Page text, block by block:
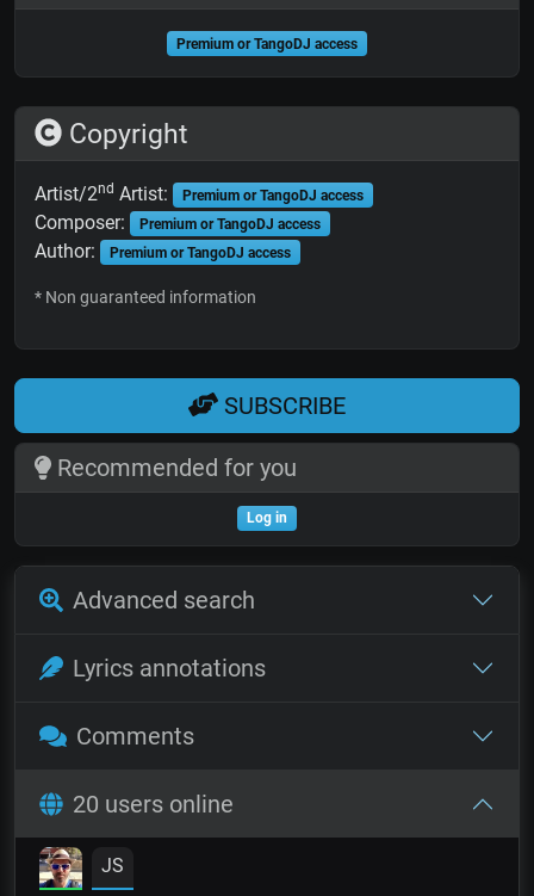
Premium or TangoDJ access
Copyright
Artist/2nd Artist: Premium or TangoDJ access
Composer: Premium or TangoDJ access
Author: Premium or TangoDJ access
* Non guaranteed information
SUBSCRIBE
Recommended for you
Log in
Advanced search
Lyrics annotations
Comments
20 users online
JS